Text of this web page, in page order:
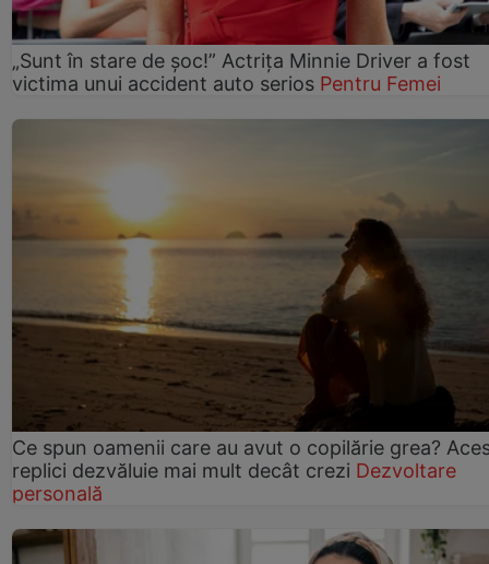
„Sunt în stare de șoc!” Actrița Minnie Driver a fost
victima unui accident auto serios Pentru Femei
Ce spun oamenii care au avut o copilărie grea?
replici dezvăluie mai mult decât crezi Dezvoltare
personală